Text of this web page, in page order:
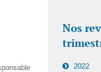
Nos
2022